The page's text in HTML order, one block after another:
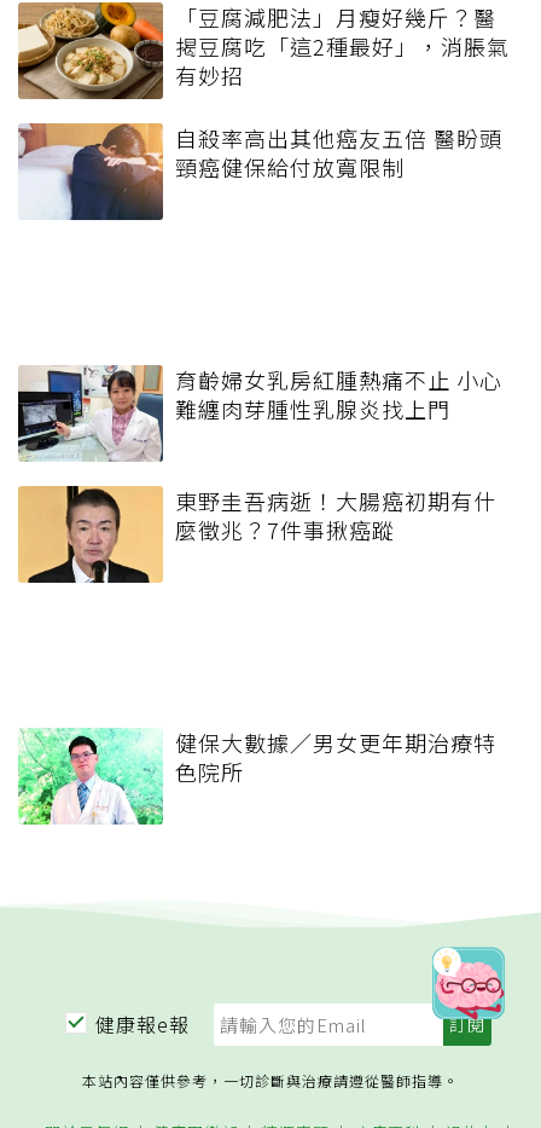
「豆腐減肥法」月瘦好幾斤？醫
揭豆腐吃「這2種最好」，消脹氣
有妙招
自殺率高出其他癌友五倍 醫盼頭
頸癌健保給付放寬限制
育齡婦女乳房紅腫熱痛不止 小心
難纏肉芽腫性乳腺炎找上門
東野圭吾病逝！大腸癌初期有什
麼徵兆？7件事揪癌蹤
健保大數據／男女更年期治療特
色院所
健康報e報
本站內容僅供參考，一切診斷與治療請遵從醫師指導。